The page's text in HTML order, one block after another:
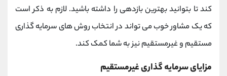
کند تا بتوانید بهترین بازدهی را داشته باشید. لازم به ذکر است
که یک مشاور خوب می تواند در انتخاب روش های سرمایه گذاری
مستقیم و غیرمستقیم نیز به شما کمک کند.
مزایای سرمایه گذاری غیرمستقیم